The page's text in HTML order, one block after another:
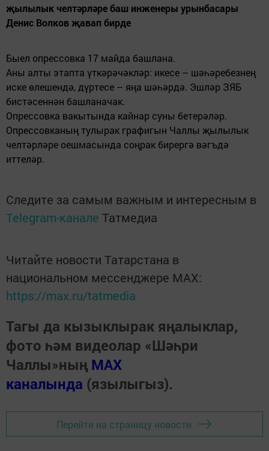
җылылык челтәрләре баш инженеры урынбасары
Денис Волков җавап бирде
Быел опрессовка 17 майда башлана.
Аны алты этапта үткәрәчәкләр: икесе – шәһәребезнең
иске өлешендә, дүртесе – яңа шәһәрдә. Эшләр ЗЯБ
бистәсеннән башланачак.
Опрессовка вакытында кайнар суны бетерәләр.
Опрессовканың тулырак графигын Чаллы җылылык
челтәрләре оешмасында соңрак бирергә вәгъдә
иттеләр.
Следите за самым важным и интересным в
Telegram-канале Татмедиа
Читайте новости Татарстана в
национальном мессенджере MАХ:
https://max.ru/tatmedia
Тагы да кызыклырак яңалыклар,
фото һәм видеолар «Шәһри
Чаллы»ның MAX
каналында (язылыгыз).
Перейти на страницу новости